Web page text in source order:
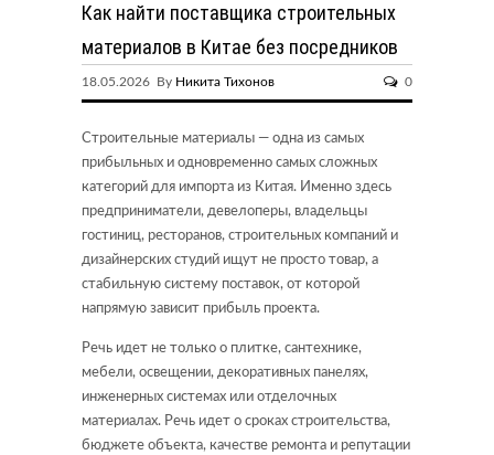
Как найти поставщика строительных
материалов в Китае без посредников
18.05.2026 By Никита Тихонов 0
Строительные материалы — одна из самых
прибыльных и одновременно самых сложных
категорий для импорта из Китая. Именно здесь
предприниматели, девелоперы, владельцы
гостиниц, ресторанов, строительных компаний и
дизайнерских студий ищут не просто товар, а
стабильную систему поставок, от которой
напрямую зависит прибыль проекта.
Речь идет не только о плитке, сантехнике,
мебели, освещении, декоративных панелях,
инженерных системах или отделочных
материалах. Речь идет о сроках строительства,
бюджете объекта, качестве ремонта и репутации